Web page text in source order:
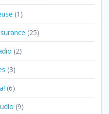
(1)
(25)
(2)
(3)
(6)
(9)